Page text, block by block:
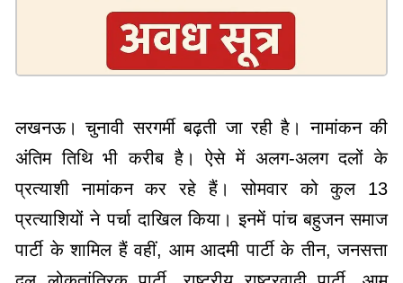
लखनऊ। चुनावी सरगर्मी बढ़ती जा रही है। नामांकन की
अंतिम तिथि भी करीब है। ऐसे में अलग-अलग दलों के
प्रत्याशी नामांकन कर रहे हैं। सोमवार को कुल 13
प्रत्याशियों ने पर्चा दाखिल किया। इनमें पांच बहुजन समाज
पार्टी के शामिल हैं वहीं, आम आदमी पार्टी के तीन, जनसत्ता